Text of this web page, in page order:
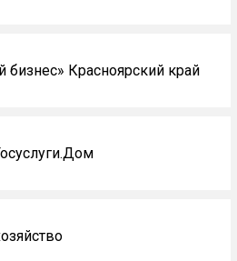
бизнес» Красноярский край